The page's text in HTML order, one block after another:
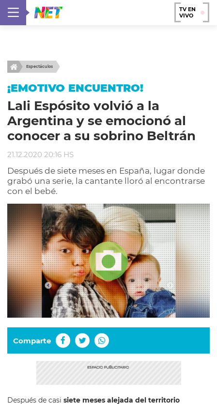
TV EN
VIVO
Espectáculos
¡EMOTIVO ENCUENTRO!
Lali Espósito volvió a la
Argentina y se emocionó al
conocer a su sobrino Beltrán
21.12.2020 20:16 HS
Después de siete meses en España, lugar donde
grabó una serie, la cantante lloró al encontrarse
con el bebé.
Comparte
Después de casi siete meses alejada del territorio